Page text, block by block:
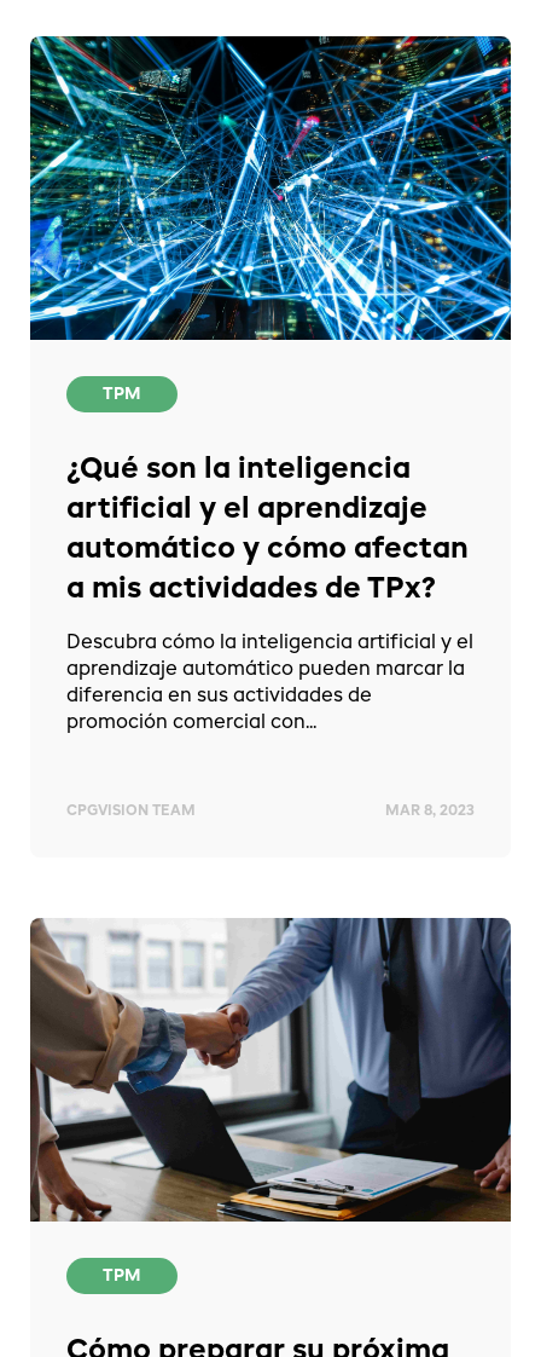
TPM
¿Qué son la inteligencia
artificial y el aprendizaje
automático y cómo afectan
a mis actividades de TPx?
Descubra cómo la inteligencia artificial y el
aprendizaje automático pueden marcar la
diferencia en sus actividades de
promoción comercial con...
CPGVISION TEAM MAR 8, 2023
TPM